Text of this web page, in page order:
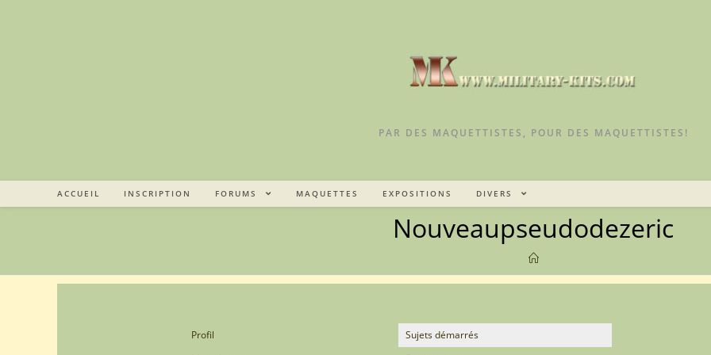
PAR DES MAQUETTISTES, POUR DES MAQUETTISTES!
ACCUEIL INSCRIPTION FORUMS MAQUETTES EXPOSITIONS DIVERS
Nouveaupseudodezeric
Profil
Sujets démarrés